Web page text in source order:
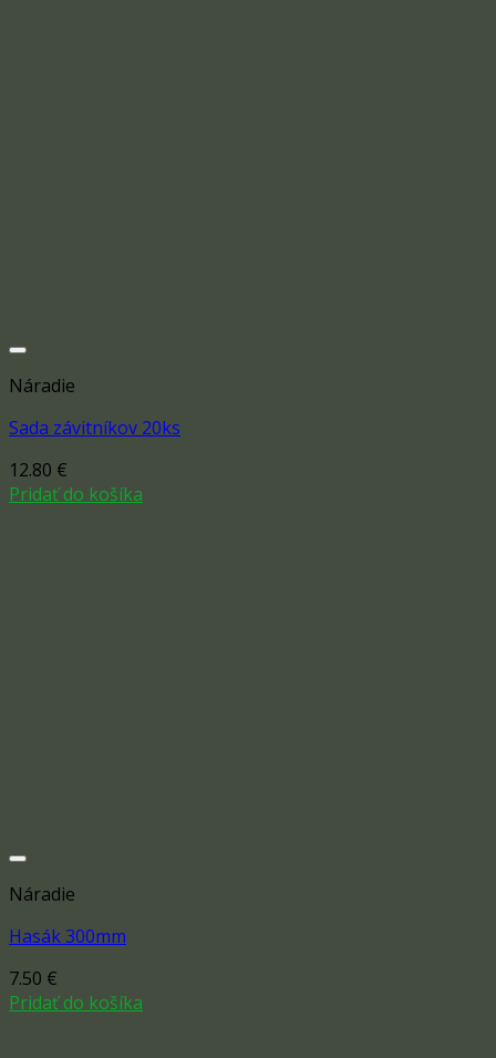
Náradie
Sada závitníkov 20ks
12.80 €
Pridať do košíka
Náradie
Hasák 300mm
7.50 €
Pridať do košíka